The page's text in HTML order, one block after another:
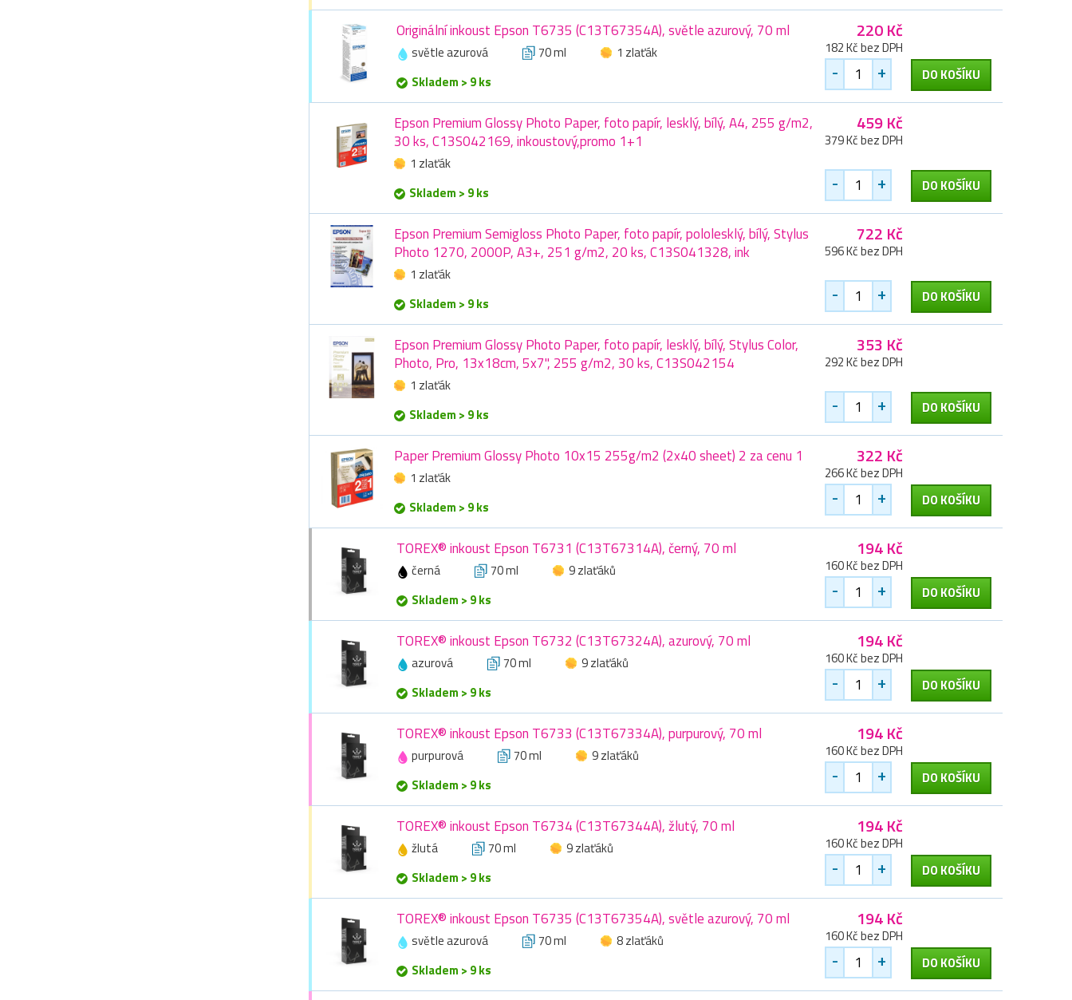
Originální inkoust Epson T6735 (C13T67354A), světle azurový, 70 ml
světle azurová 70 ml
1 zlaťák
Skladem > 9 ks
220 Kč
182 Kč bez DPH
- + DO KOŠÍKU
Epson Premium Glossy Photo Paper, foto papír, lesklý, bílý, A4, 255 g/m2,
30 ks, C13S042169, inkoustový,promo 1+1
1 zlaťák
Skladem > 9 ks
459 Kč
379 Kč bez DPH
- + DO KOŠÍKU
Epson Premium Semigloss Photo Paper, foto papír, pololesklý, bílý, Stylus
Photo 1270, 2000P, A3+, 251 g/m2, 20 ks, C13S041328, ink
1 zlaťák
Skladem > 9 ks
722 Kč
596 Kč bez DPH
- + DO KOŠÍKU
Epson Premium Glossy Photo Paper, foto papír, lesklý, bílý, Stylus Color,
Photo, Pro, 13x18cm, 5x7", 255 g/m2, 30 ks, C13S042154
1 zlaťák
Skladem > 9 ks
353 Kč
292 Kč bez DPH
- + DO KOŠÍKU
Paper Premium Glossy Photo 10x15 255g/m2 (2x40 sheet) 2 za cenu 1
1 zlaťák
Skladem > 9 ks
322 Kč
266 Kč bez DPH
- + DO KOŠÍKU
TOREX® inkoust Epson T6731 (C13T67314A), černý, 70 ml
černá 70 ml
9 zlaťáků
Skladem > 9 ks
194 Kč
160 Kč bez DPH
- + DO KOŠÍKU
TOREX® inkoust Epson T6732 (C13T67324A), azurový, 70 ml
azurová 70 ml
9 zlaťáků
Skladem > 9 ks
194 Kč
160 Kč bez DPH
- + DO KOŠÍKU
TOREX® inkoust Epson T6733 (C13T67334A), purpurový, 70 ml
purpurová 70 ml
9 zlaťáků
Skladem > 9 ks
194 Kč
160 Kč bez DPH
- + DO KOŠÍKU
TOREX® inkoust Epson T6734 (C13T67344A), žlutý, 70 ml
žlutá 70 ml
9 zlaťáků
Skladem > 9 ks
194 Kč
160 Kč bez DPH
- + DO KOŠÍKU
TOREX® inkoust Epson T6735 (C13T67354A), světle azurový, 70 ml
světle azurová 70 ml
8 zlaťáků
Skladem > 9 ks
194 Kč
160 Kč bez DPH
- + DO KOŠÍKU